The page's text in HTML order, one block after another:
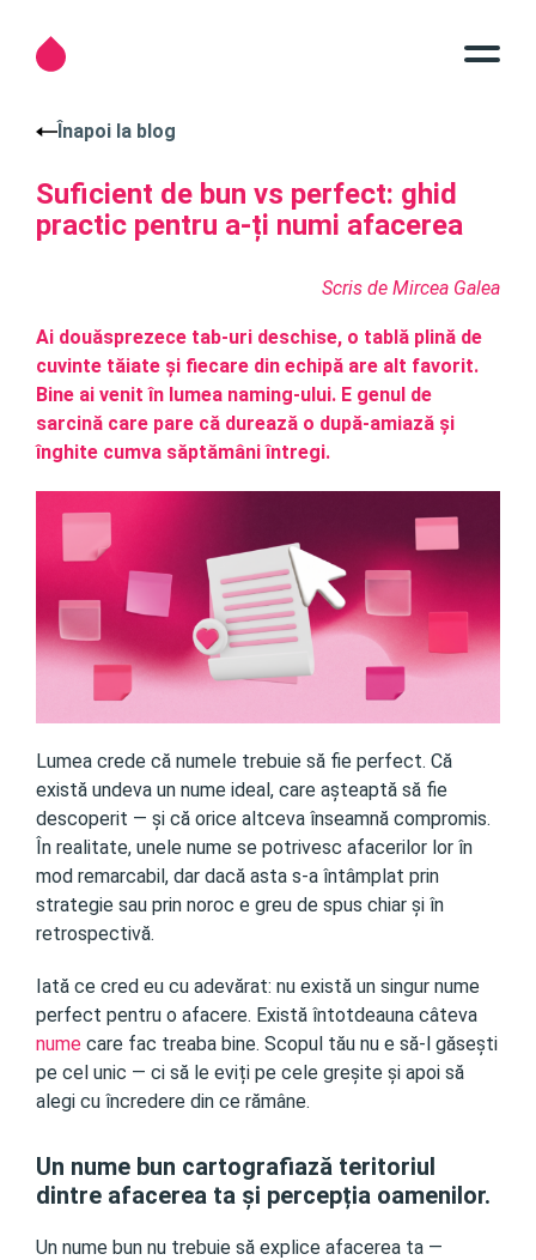
Înapoi la blog
Suficient de bun vs perfect: ghid
practic pentru a-ți numi afacerea
Scris de Mircea Galea
Ai douăsprezece tab-uri deschise, o tablă plină de
cuvinte tăiate și fiecare din echipă are alt favorit.
Bine ai venit în lumea naming-ului. E genul de
sarcină care pare că durează o după-amiază și
înghite cumva săptămâni întregi.
Lumea crede că numele trebuie să fie perfect. Că
există undeva un nume ideal, care așteaptă să fie
descoperit — și că orice altceva înseamnă compromis.
În realitate, unele nume se potrivesc afacerilor lor în
mod remarcabil, dar dacă asta s-a întâmplat prin
strategie sau prin noroc e greu de spus chiar și în
retrospectivă.
Iată ce cred eu cu adevărat: nu există un singur nume
perfect pentru o afacere. Există întotdeauna câteva
nume care fac treaba bine. Scopul tău nu e să-l găsești
pe cel unic — ci să le eviți pe cele greșite și apoi să
alegi cu încredere din ce rămâne.
Un nume bun cartografiază teritoriul
dintre afacerea ta și percepția oamenilor.
Un nume bun nu trebuie să explice afacerea ta —